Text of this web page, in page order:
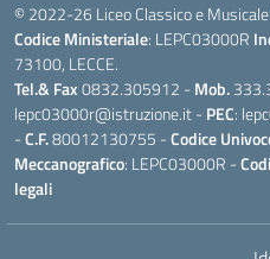
© 2022-26 Liceo Classico e
Codice Ministeriale: LEPC03000R
73100, LECCE.
Tel.& Fax0832.305912 - Mob.
lepc03000r@istruzione.it - PEC:
-C.F.80012130755 -Codice
Meccanografico: LEPC03000R -
legali